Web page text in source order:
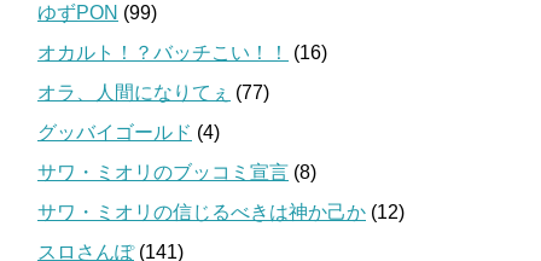
ゆずPON (99)
オカルト！？バッチこい！！
(16)
オラ、人間になりてぇ (77)
グッバイゴールド (4)
サワ・ミオリのブッコミ宣言 (8)
サワ・ミオリの信じるべきは神か己か (12)
スロさんぽ(141)